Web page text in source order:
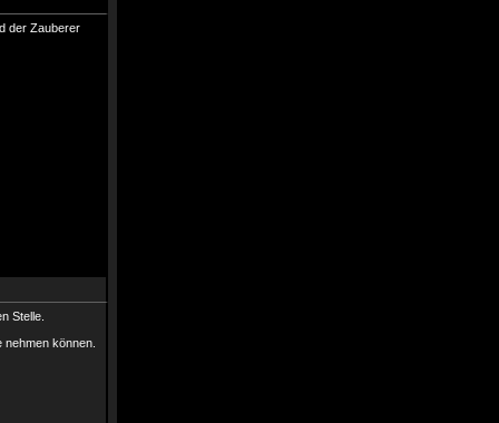
der Zauberer
Stelle.
können.